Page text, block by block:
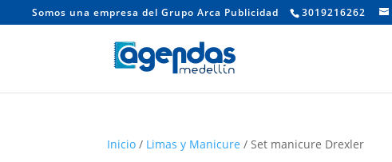
Somos una empresa del Grupo Arca Publicidad 3019216262
Inicio / Limas y Manicure / Set manicure Drexler